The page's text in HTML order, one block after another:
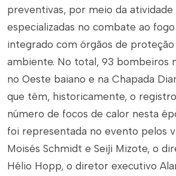
preventivas, por meio da atividade
especializadas no combate ao
integrado com órgãos de
ambiente. No total, 93 bombeiros
no Oeste baiano e na Chapada
que têm, historicamente, o
número de focos de calor nesta
foi representada no evento pelos
Moisés Schmidt e Seiji Mizote, o
Hélio Hopp, o diretor executivo